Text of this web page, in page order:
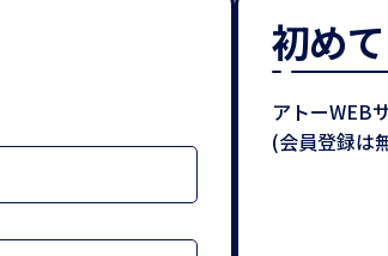
初め
アトーWEB
(会員登録は